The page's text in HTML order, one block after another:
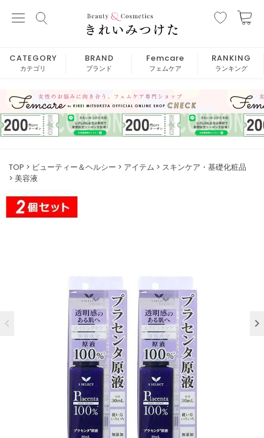
CATEGORY
カテゴリ
BRAND
ブランド
Femcare
フェムケア
RANKING
ランキング
TOP ビューティー＆ヘルシー アイテム
スキンケア・基礎化粧品
美容液